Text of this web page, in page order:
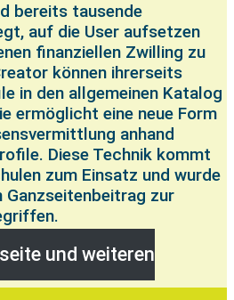
bereits tausende
auf die User aufsetzen
finanziellen Zwilling zu
können ihrerseits
in den allgemeinen Katalog
ermöglicht eine neue Form
anhand
Diese Technik kommt
zum Einsatz und wurde
Ganzseitenbeitrag zur
und weiteren